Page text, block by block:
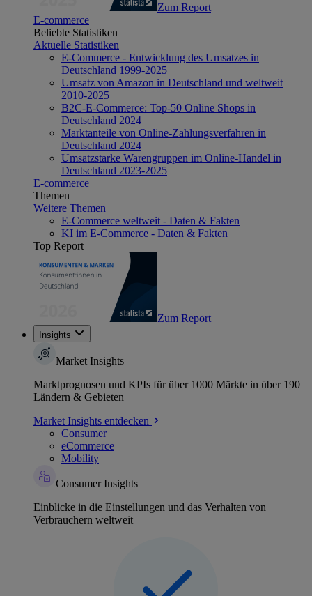
Zum Report
E-commerce
Beliebte Statistiken
Aktuelle Statistiken
E-Commerce - Entwicklung des Umsatzes in
Deutschland 1999-2025
Umsatz von Amazon in Deutschland und weltweit
2010-2025
B2C-E-Commerce: Top-50 Online Shops in
Deutschland 2024
Marktanteile von Online-Zahlungsverfahren in
Deutschland 2024
Umsatzstarke Warengruppen im Online-Handel in
Deutschland 2023-2025
E-commerce
Themen
Weitere Themen
E-Commerce weltweit - Daten & Fakten
KI im E-Commerce - Daten & Fakten
Top Report
Zum Report
Insights
Market Insights
Marktprognosen und KPIs für über 1000 Märkte in über 190
Ländern & Gebieten
Market Insights entdecken
Consumer
eCommerce
Mobility
Consumer Insights
Einblicke in die Einstellungen und das Verhalten von
Verbrauchern weltweit